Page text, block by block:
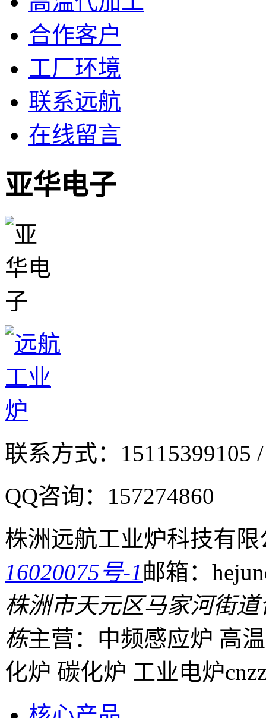
合作客户
工厂环境
联系远航
在线留言
亚华电子
联系方式： 15115399105
QQ咨询： 157274860
株洲远航工业炉科技有限
16020075号-1邮箱：
株洲市天元区马家河街
栋主营：中频感应炉 高
化炉 碳化炉 工业电炉